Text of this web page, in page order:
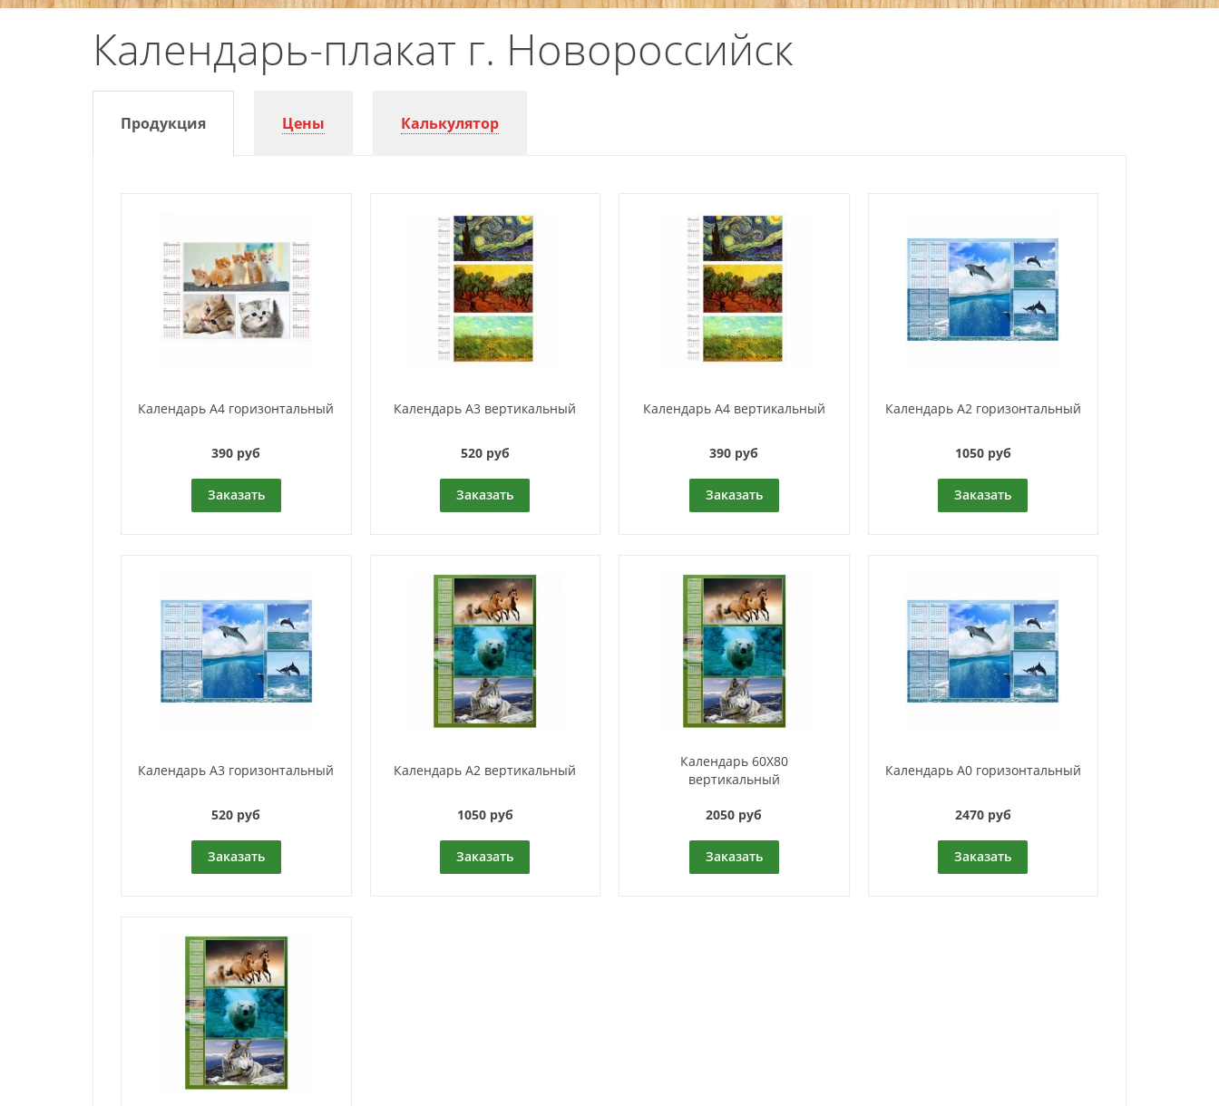
Календарь-плакат г. Новороссийск
Продукция Цены Калькулятор
Календарь A4 горизонтальный
390 руб
Заказать
Календарь A3 вертикальный
520 руб
Заказать
Календарь A4 вертикальный
390 руб
Заказать
Календарь A2 горизонтальный
1050 руб
Заказать
Календарь A3 горизонтальный
520 руб
Заказать
Календарь A2 вертикальный
1050 руб
Заказать
Календарь 60Х80
вертикальный
2050 руб
Заказать
Календарь A0 горизонтальный
2470 руб
Заказать